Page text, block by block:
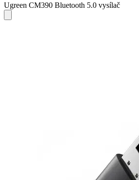
Ugreen CM390 Bluetooth 5.0 vysílač